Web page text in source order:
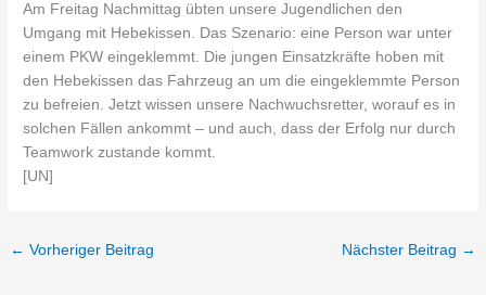
Am Freitag Nachmittag übten unsere Jugendlichen den
Umgang mit Hebekissen. Das Szenario: eine Person war unter
einem PKW eingeklemmt. Die jungen Einsatzkräfte hoben mit
den Hebekissen das Fahrzeug an um die eingeklemmte Person
zu befreien. Jetzt wissen unsere Nachwuchsretter, worauf es in
solchen Fällen ankommt – und auch, dass der Erfolg nur durch
Teamwork zustande kommt.
[UN]
← Vorheriger Beitrag Nächster Beitrag →